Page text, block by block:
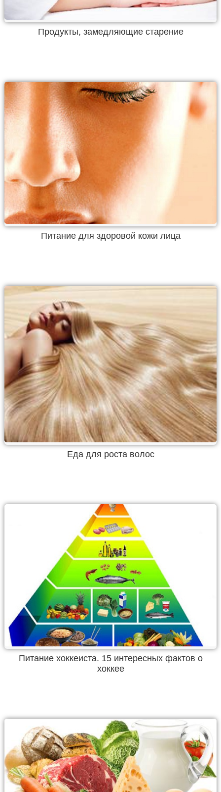
Продукты, замедляющие старение
Питание для здоровой кожи лица
Еда для роста волос
Питание хоккеиста. 15 интересных фактов о
хоккее